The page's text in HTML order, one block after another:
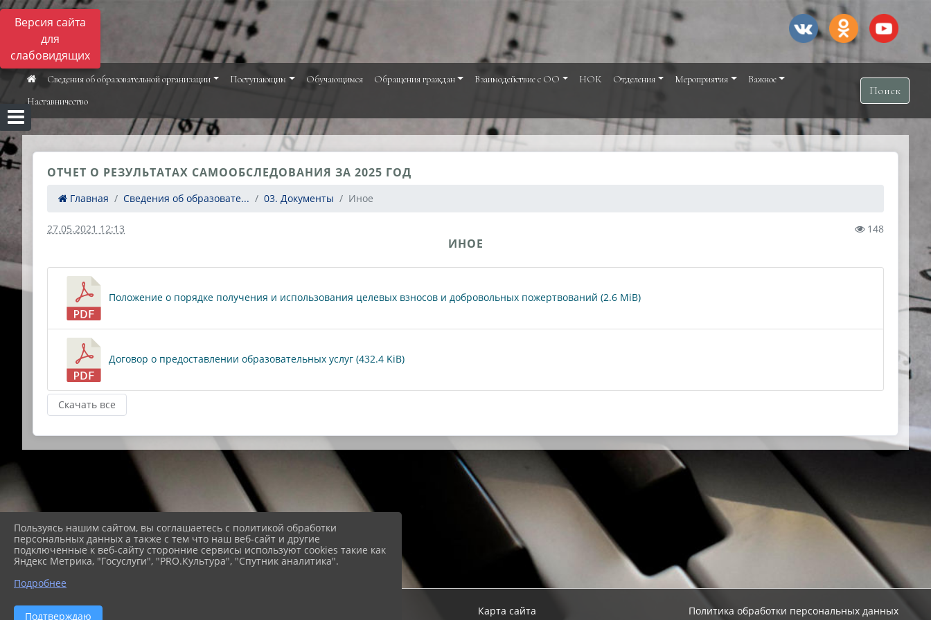
Версия сайта
для
слабовидящих
Сведения об образовательной организации Поступающим Обучающимся Обращения граждан Взаимодействие с ОО НОК Отделения Мероприятия
Важное
Наставничество
Поиск
ОТЧЕТ О РЕЗУЛЬТАТАХ САМООБСЛЕДОВАНИЯ ЗА 2025 ГОД
Главная Сведения об образовате... 03. Документы Иное
27.05.2021 12:13 148
ИНОЕ
Положение о порядке получения и использования целевых взносов и добровольных пожертвований (2.6 MiB)
Договор о предоставлении образовательных услуг (432.4 KiB)
Скачать все
2026 г. modestschool1.ru Карта сайта Политика обработки персональных данных
Пользуясь нашим сайтом, вы соглашаетесь с политикой обработки
персональных данных а также с тем что наш веб-сайт и другие
подключенные к веб-сайту сторонние сервисы используют cookies такие как
Яндекс Метрика, "Госуслуги", "PRO.Культура", "Спутник аналитика".
Подробнее
Подтверждаю